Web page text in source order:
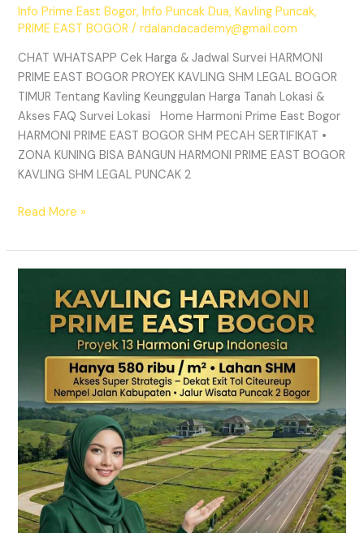
Info Prime East Bogor,Info Puncak Dua,Kavling Puncak,
PRIME EAST BOGOR /rdalandacademy@gmail.com
CHAT WHATSAPP Cek Harga & Jadwal Survei HARMONI
PRIME EAST BOGOR PROYEK KAVLING SHM LEGAL BOGOR
TIMUR Tentang Kavling Keunggulan Harga Tanah Lokasi &
Akses FAQ Survei Lokasi Home Harmoni Prime East Bogor
HARMONI PRIME EAST BOGOR SHM PECAH SERTIFIKAT •
ZONA KUNING BISA BANGUN HARMONI PRIME EAST BOGOR
KAVLING SHM LEGAL PUNCAK 2
Read More »
MURAH
Puncak
Panduan
Lengkap
&
Legalitas
Jelas